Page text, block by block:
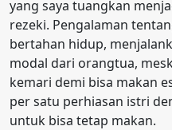
yang saya tuangkan
rezeki. Pengalaman
bertahan hidup,
modal dari orangtua,
kemari demi bisa makan
per satu perhiasan istri
untuk bisa tetap makan.